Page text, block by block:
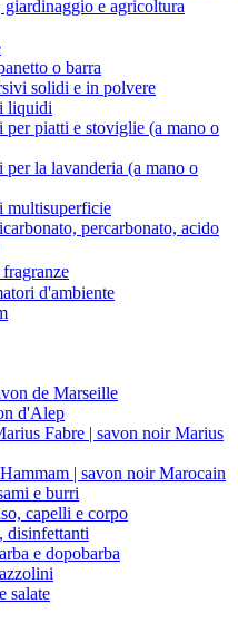
e agricoltura
o barra
solidi e in polvere
liquidi
per piatti e stoviglie (a mano o
per la lavanderia (a mano o
multisuperficie
percarbonato, acido
d'ambiente
de Marseille
d'Alep
Fabre | savon noir Marius
| savon noir Marocain
e burri
capelli e corpo
disinfettanti
e dopobarba
salate